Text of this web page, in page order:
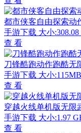
都市侠客自由探索动
手游下载 大小
查 看
刀锋酷跑动作跑酷无
手游下载 大小:115MB
查 看
穿越火线单机版无限
手游下载 大小:1.97
查 看